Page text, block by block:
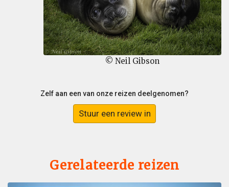
© Neil Gibson
Zelf aan een van onze reizen deelgenomen?
Stuur een review in
Gerelateerde reizen